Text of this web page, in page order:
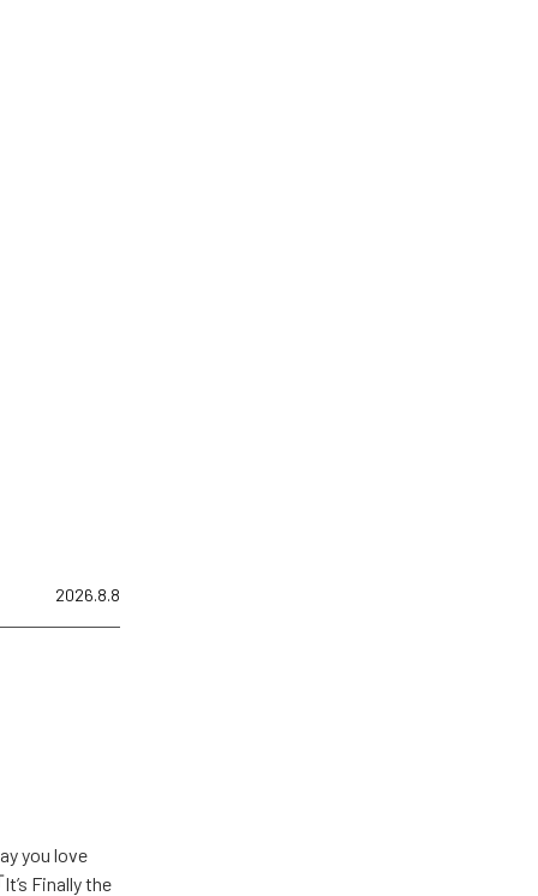
2026.8.8
you love
It’s Finally the